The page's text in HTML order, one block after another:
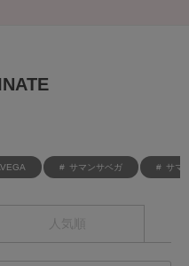
サマンサベガ サマ
人気順